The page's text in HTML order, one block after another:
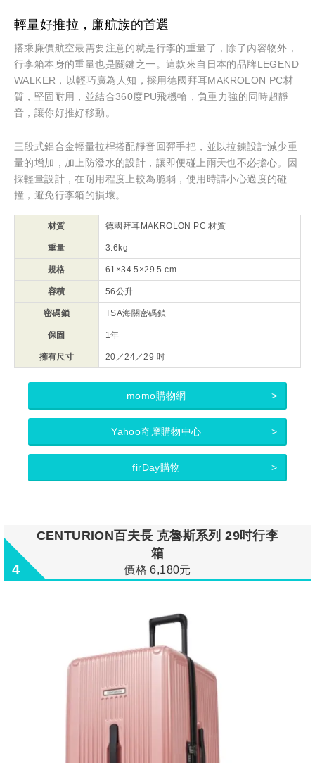
輕量好推拉，廉航族的首選
搭乘廉價航空最需要注意的就是行李的重量了，除了內容物外，
行李箱本身的重量也是關鍵之一。這款來自日本的品牌LEGEND
WALKER，以輕巧廣為人知，採用德國拜耳MAKROLON PC材
質，堅固耐用，並結合360度PU飛機輪，負重力強的同時超靜
音，讓你好推好移動。
三段式鋁合金輕量拉桿搭配靜音回彈手把，並以拉鍊設計減少重
量的增加，加上防潑水的設計，讓即便碰上雨天也不必擔心。因
採輕量設計，在耐用程度上較為脆弱，使用時請小心過度的碰
撞，避免行李箱的損壞。
材質 德國拜耳MAKROLON PC 材質
重量 3.6kg
規格 61×34.5×29.5 cm
容積 56公升
密碼鎖 TSA海關密碼鎖
保固 1年
擁有尺寸 20／24／29 吋
momo購物網
Yahoo奇摩購物中心
firDay購物
4
CENTURION百夫長 克魯斯系列 29吋行李
箱
價格 6,180元